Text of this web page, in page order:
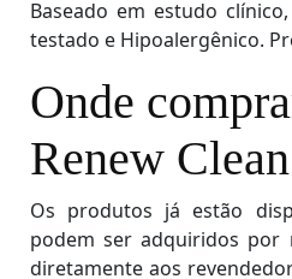
Baseado em estudo
testado e Hipoalergênico.
Onde
Renew Clean
Os produtos já estão
podem ser adquiridos por
diretamente aos